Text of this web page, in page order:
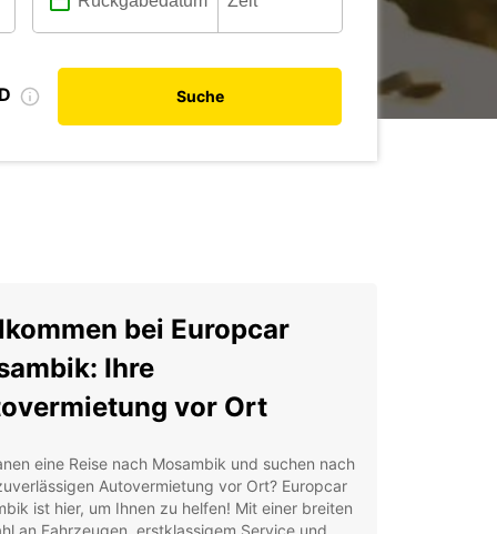
Suche
bei Europcar
Ihre
vor Ort
eine Reise nach Mosambik und suchen nach
Autovermietung vor Ort? Europcar
ist hier, um Ihnen zu helfen! Mit einer breiten
an Fahrzeugen, erstklassigem Service und